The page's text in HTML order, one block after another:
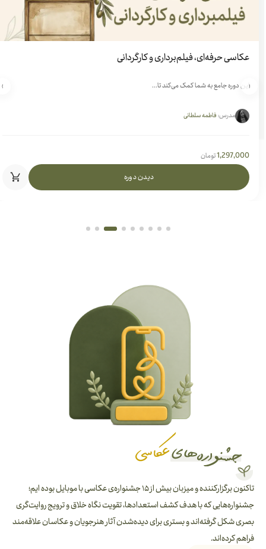
‹
›
عکاسی حرفه‌ای، فیلم‌برداری و کارگردانی
این دوره جامع به شما کمک می‌کند تا...
مدرس:فاطمه سلطانی
1,297,000تومان
دیدن دوره
تاکنون برگزارکننده و میزبان بیش از ۱۵ جشنواره‌ی عکاسی با موبایل بوده ایم؛
جشنواره‌هایی که با هدف کشف استعدادها، تقویت نگاه خلاق و ترویج روایت‌گری
بصری شکل گرفته‌اند و بستری برای دیده‌شدن آثار هنرجویان و عکاسان علاقه‌مند
فراهم کرده‌اند.